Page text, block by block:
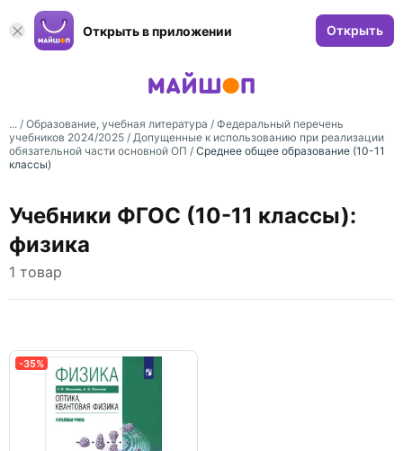
Открыть в приложении Открыть
... / Образование, учебная литература / Федеральный перечень
учебников 2024/2025 / Допущенные к использованию при реализации
обязательной части основной ОП / Среднее общее образование (10-11
классы)
Учебники ФГОС (10-11 классы):
физика
1 товар
-35%